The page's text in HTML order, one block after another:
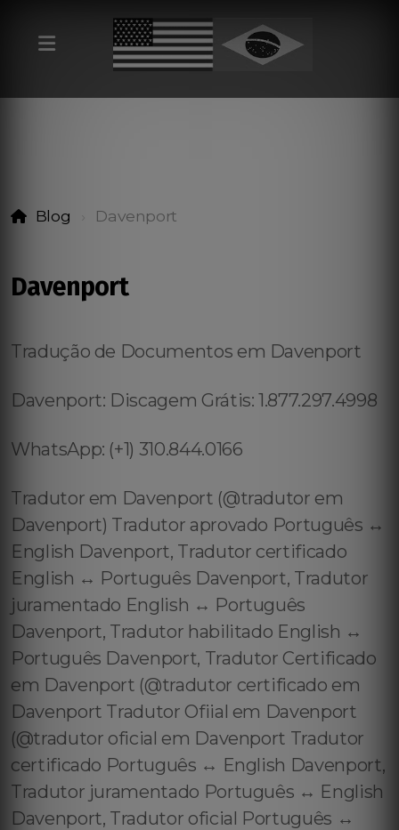
Blog Davenport
Davenport
Tradução de Documentos em Davenport
Davenport: Discagem Grátis: 1.877.297.4998
WhatsApp: (+1) 310.844.0166
Tradutor em Davenport (@tradutor em
Davenport) Tradutor aprovado Português ↔️
English Davenport, Tradutor certificado
English ↔️ Português Davenport, Tradutor
juramentado English ↔️ Português
Davenport, Tradutor habilitado English ↔️
Português Davenport, Tradutor Certificado
em Davenport (@tradutor certificado em
Davenport Tradutor Ofiial em Davenport
(@tradutor oficial em Davenport Tradutor
certificado Português ↔️ English Davenport,
Tradutor juramentado Português ↔️ English
Davenport, Tradutor oficial Português ↔️